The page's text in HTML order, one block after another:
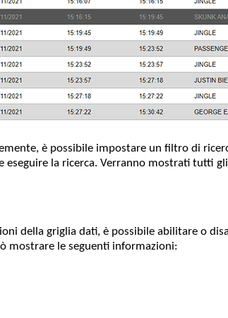
è possibile impostare un filtro di
eseguire la ricerca. Verranno mostrati tutti
della griglia dati, è possibile abilitare o
mostrare le seguenti informazioni: